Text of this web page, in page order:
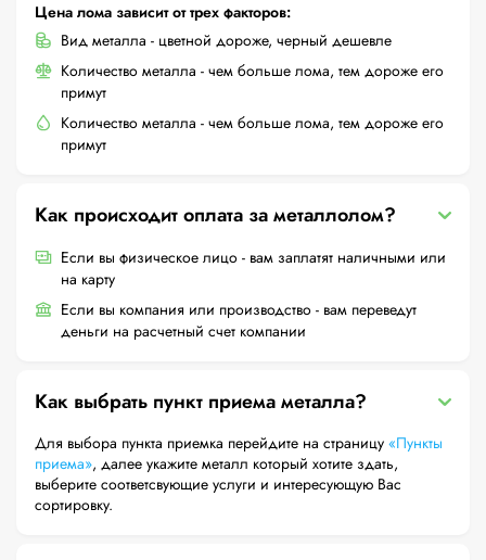
Цена лома зависит от трех факторов:
Вид металла - цветной дороже, черный дешевле
Количество металла - чем больше лома, тем дороже его
примут
Количество металла - чем больше лома, тем дороже его
примут
Как происходит оплата за металлолом?
Если вы физическое лицо - вам заплатят наличными или
на карту
Если вы компания или производство - вам переведут
деньги на расчетный счет компании
Как выбрать пункт приема металла?
Для выбора пункта приемка перейдите на страницу «Пункты
приема», далее укажите металл который хотите здать,
выберите соответсвующие услуги и интересующую Вас
сортировку.